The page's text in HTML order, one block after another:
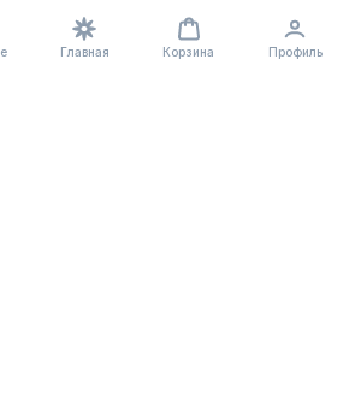
Регистрационный номер в
от 12.09.2023 Администрацией
Главная Корзина Профиль